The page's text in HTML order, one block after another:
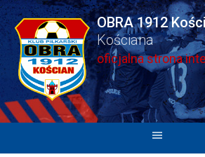
Skip
to
content
OBRA 1912
oficjalna strona